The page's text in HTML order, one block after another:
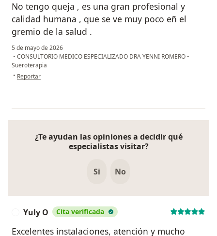
No tengo queja , es una gran profesional y
calidad humana , que se ve muy poco eñ el
gremio de la salud .
5 de mayo de 2026
• CONSULTORIO MEDICO ESPECIALIZADO DRA YENNI ROMERO •
Sueroterapia
• en opinión del usuario Lina
Reportar
¿Te ayudan las opiniones a decidir qué
especialistas visitar?
Si No
Yuly O Cita verificada
Excelentes instalaciones, atención y mucho